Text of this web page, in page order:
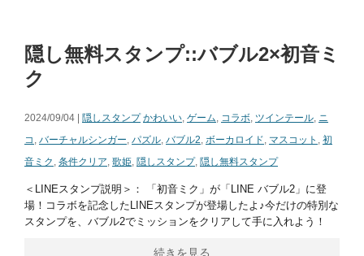
隠し無料スタンプ::バブル2×初音ミ
ク
2024/09/04 | 隠しスタンプ かわいい, ゲーム, コラボ, ツインテール, ニ
コ , バーチャルシンガー, パズル, バブル2, ボーカロイド, マスコット , 初
音ミク , 条件クリア, 歌姫, 隠しスタンプ, 隠し無料スタンプ
＜LINEスタンプ説明＞： 「初音ミク」が「LINE バブル2」に登
場！コラボを記念したLINEスタンプが登場したよ♪今だけの特別な
スタンプを、バブル2でミッションをクリアして手に入れよう！
続きを見る